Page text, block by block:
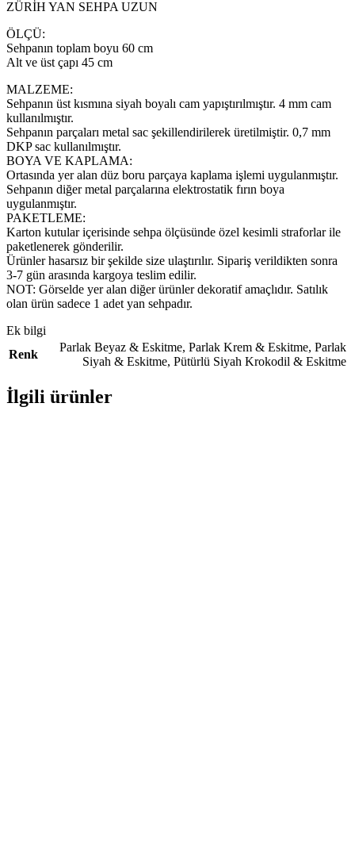
ZÜRİH YAN SEHPA UZUN
ÖLÇÜ:
Sehpanın toplam boyu 60 cm
Alt ve üst çapı 45 cm
MALZEME:
Sehpanın üst kısmına siyah boyalı cam yapıştırılmıştır. 4 mm cam
kullanılmıştır.
Sehpanın parçaları metal sac şekillendirilerek üretilmiştir. 0,7 mm
DKP sac kullanılmıştır.
BOYA VE KAPLAMA:
Ortasında yer alan düz boru parçaya kaplama işlemi uygulanmıştır.
Sehpanın diğer metal parçalarına elektrostatik fırın boya
uygulanmıştır.
PAKETLEME:
Karton kutular içerisinde sehpa ölçüsünde özel kesimli straforlar ile
paketlenerek gönderilir.
Ürünler hasarsız bir şekilde size ulaştırılır. Sipariş verildikten sonra
3-7 gün arasında kargoya teslim edilir.
NOT: Görselde yer alan diğer ürünler dekoratif amaçlıdır. Satılık
olan ürün sadece 1 adet yan sehpadır.
Ek bilgi
Renk
Parlak Beyaz & Eskitme, Parlak Krem & Eskitme, Parlak
Siyah & Eskitme, Pütürlü Siyah Krokodil & Eskitme
İlgili ürünler